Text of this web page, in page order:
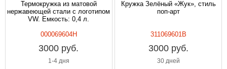
Термокружка из матовой
нержавеющей стали с логотипом
VW. Емкость: 0,4 л.
000069604H
3000 руб.
1-4 дня
Кружка Зелёный «Жук», стиль
поп-арт
311069601B
3000 руб.
30 дней